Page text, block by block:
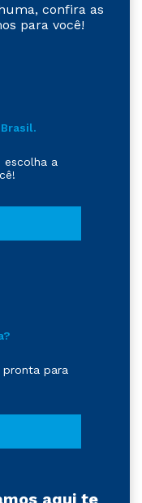
confira as
para você!
escolha a
pronta para
aqui te